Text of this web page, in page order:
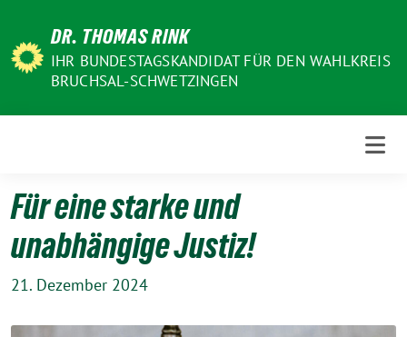
Inhalt
DR. THOMAS RINK
IHR BUNDESTAGSKANDIDAT FÜR DEN WAHLKREIS
BRUCHSAL-SCHWETZINGEN
Für eine starke und
unabhängige Justiz!
21. Dezember 2024